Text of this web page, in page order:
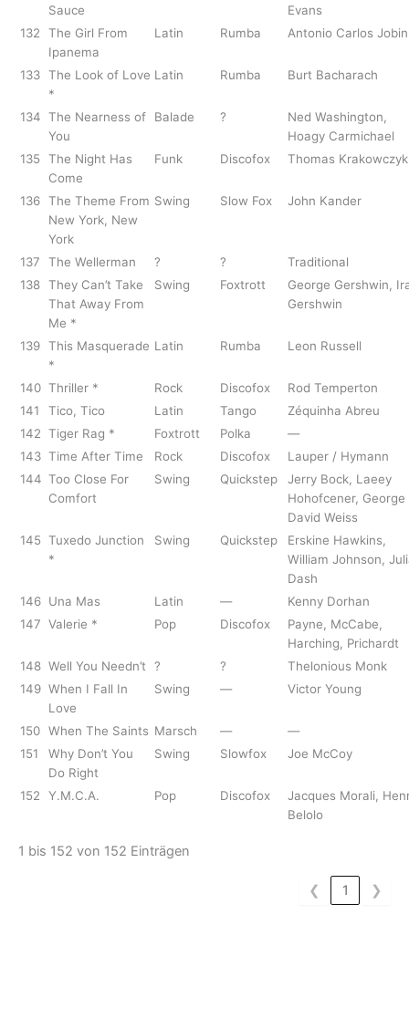
Sauce
Evans
132
The Girl From
Ipanema
Latin Rumba Antonio Carlos Jobin
133 The Look of Love
*
Latin Rumba Burt Bacharach
134 The Nearness of
You
Balade ?
Ned Washington,
Hoagy Carmichael
135
The Night Has
Come
Funk Discofox Thomas Krakowczyk
136 The Theme From
New York, New
York
Swing Slow Fox John Kander
137 The Wellerman ? ?
Traditional
138 They Can’t Take
That Away From
Me *
Swing Foxtrott
George Gershwin,
Gershwin
139 This Masquerade
*
Latin Rumba Leon Russell
140 Thriller * Rock Discofox
Rod Temperton
141
Tico, Tico Latin Tango
Zéquinha Abreu
142 Tiger Rag * Foxtrott Polka
—
143 Time After Time Rock Discofox
Lauper / Hymann
144 Too Close For
Comfort
Swing Quickstep
Jerry Bock, Laeey
Hohofcener, George
David Weiss
145 Tuxedo Junction
*
Swing Quickstep
Erskine Hawkins,
William Johnson,
Dash
146 Una Mas Latin —
Kenny Dorhan
147 Valerie * Pop Discofox
Payne, McCabe,
Harching, Prichardt
148 Well You Needn’t ? ?
Thelonious Monk
149 When I Fall In
Love
Swing — Victor Young
150 When The Saints Marsch —
—
151
Why Don’t You
Do Right
Swing Slowfox Joe McCoy
152 Y.M.C.A. Pop Discofox
Jacques Morali,
Belolo
1 bis 152 von 152 Einträgen
❮ 1 ❯